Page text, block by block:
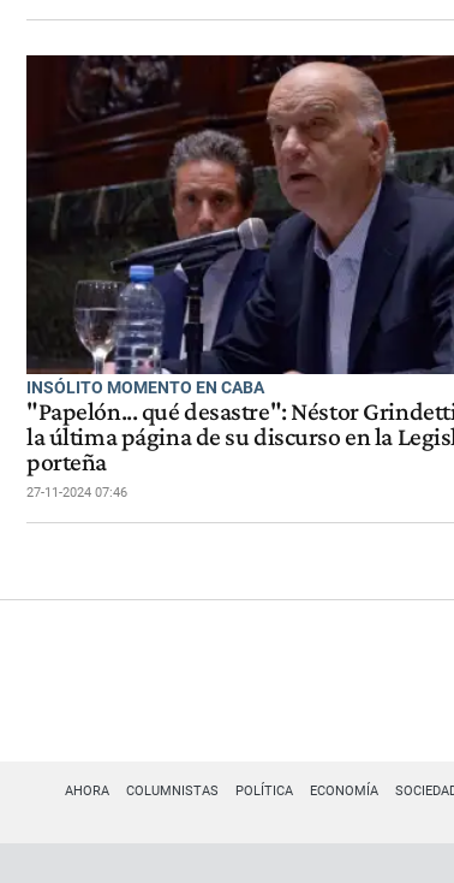
INSÓLITO MOMENTO EN CABA
"Papelón... qué desastre": Néstor
la última página de su discurso en la
porteña
27-11-2024 07:46
AHORA COLUMNISTAS POLÍTICA ECONOMÍA